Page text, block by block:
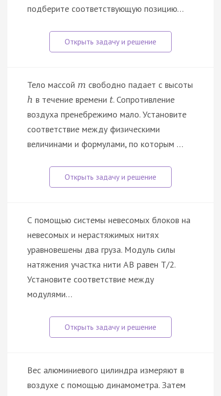
подберите соответствующую позицию…
Тело массой m свободно падает с высоты
h в течение времени t. Сопротивление
воздуха пренебрежимо мало. Установите
соответствие между физическими
величинами и формулами, по которым …
С помощью системы невесомых блоков на
невесомых и нерастяжимых нитях
уравновешены два груза. Модуль силы
натяжения участка нити AB равен T/2.
Установите соответствие между
модулями…
Вес алюминиевого цилиндра измеряют в
воздухе с помощью динамометра. Затем